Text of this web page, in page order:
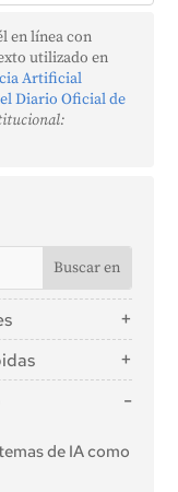
de IA como
en línea con
utilizado en
Artificial
Diario Oficial de